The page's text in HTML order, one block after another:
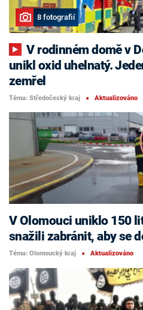
8 fotografií
V rodinném domě v Dolních Břežanech
unikl oxid uhelnatý.
zemřel
Téma: Středočeský kraj ■ Aktualizováno
V Olomouci uniklo 150
snažili zabránit, aby se
Téma: Olomoucký kraj ■ Aktualizováno